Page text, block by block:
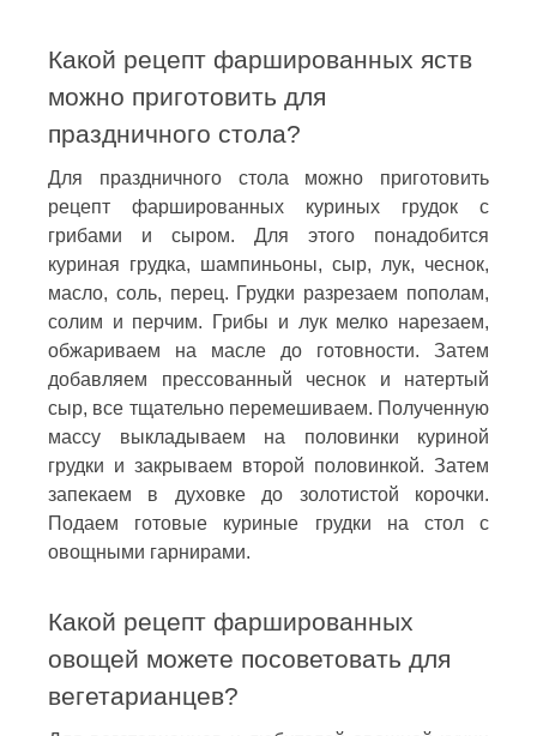
Какой рецепт фаршированных яств
можно приготовить для
праздничного стола?
Для праздничного стола можно приготовить
рецепт фаршированных куриных грудок с
грибами и сыром. Для этого понадобится
куриная грудка, шампиньоны, сыр, лук, чеснок,
масло, соль, перец. Грудки разрезаем пополам,
солим и перчим. Грибы и лук мелко нарезаем,
обжариваем на масле до готовности. Затем
добавляем прессованный чеснок и натертый
сыр, все тщательно перемешиваем. Полученную
массу выкладываем на половинки куриной
грудки и закрываем второй половинкой. Затем
запекаем в духовке до золотистой корочки.
Подаем готовые куриные грудки на стол с
овощными гарнирами.
Какой рецепт фаршированных
овощей можете посоветовать для
вегетарианцев?